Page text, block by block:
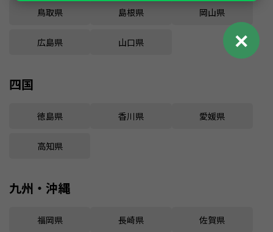
鳥取県 島根県 岡山県
広島県 山口県
四国
徳島県 香川県 愛媛県
高知県
九州・沖縄
福岡県 長崎県 佐賀県
✕